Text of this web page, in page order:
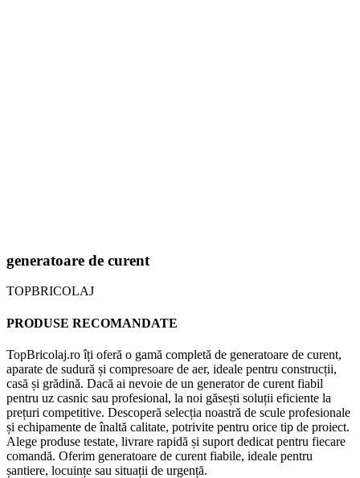
generatoare de curent
TOPBRICOLAJ
PRODUSE RECOMANDATE
TopBricolaj.ro îți oferă o gamă completă de generatoare de curent,
aparate de sudură și compresoare de aer, ideale pentru construcții,
casă și grădină. Dacă ai nevoie de un generator de curent fiabil
pentru uz casnic sau profesional, la noi găsești soluții eficiente la
prețuri competitive. Descoperă selecția noastră de scule profesionale
și echipamente de înaltă calitate, potrivite pentru orice tip de proiect.
Alege produse testate, livrare rapidă și suport dedicat pentru fiecare
comandă. Oferim generatoare de curent fiabile, ideale pentru
șantiere, locuințe sau situații de urgență.